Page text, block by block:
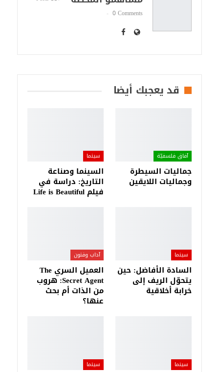
0 Comments
قد يعجبك أيضا
آفاق فلسفيّة‎
جماليات السيطرة
وجماليات اللايقين
سينما
السينما وصناعة
التاريخ: دراسة في
فيلم Life is Beautiful
سينما
السادة الأفاضل: حين
يتحوّل الريف إلى
خرابة أخلاقية
آداب وفنون
العميل السري The
Secret Agent: هروب
من الذات أم بحث
عنها؟
سينما سينما